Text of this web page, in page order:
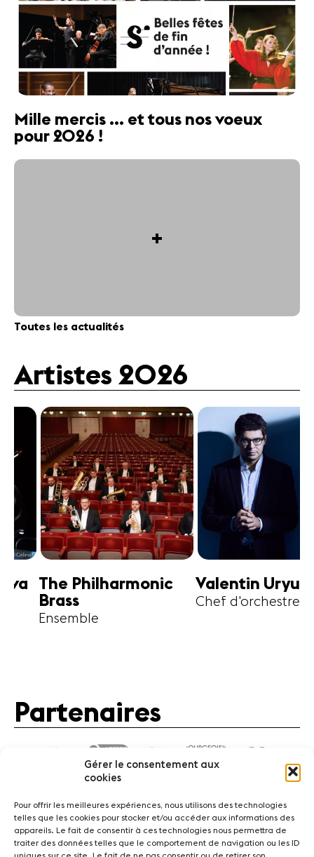
Gérer le consentement aux
cookies
Pour offrir les meilleures expériences, nous utilisons des technologies
telles que les cookies pour stocker et/ou accéder aux informations des
appareils. Le fait de consentir à ces technologies nous permettra de
traiter des données telles que le comportement de navigation ou les ID
Mille mercis ... et tous nos voeux
pour 2026 !
+
Toutes les actualités
Artistes 2026
Valentin Uryupin Amihai
Alto
Partenaires
ActualitésConcerts Bénévoles Médiation